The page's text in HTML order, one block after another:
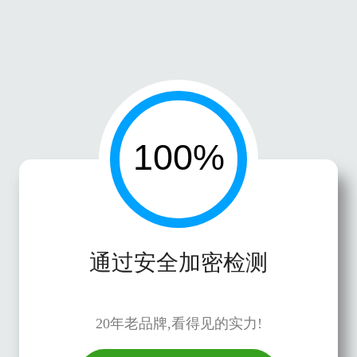
通过安全加密检测
20年老品牌,看得见的实力!